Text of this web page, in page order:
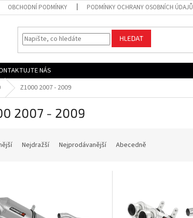
OBCHODNÍ PODMÍNKY PODMÍNKY OCHRANY OSOBNÍCH ÚDAJŮ
HLEDAT
NÁS
Z1000 2007 - 2009
2007 - 2009
Nejdražší Nejprodávanější Abecedně